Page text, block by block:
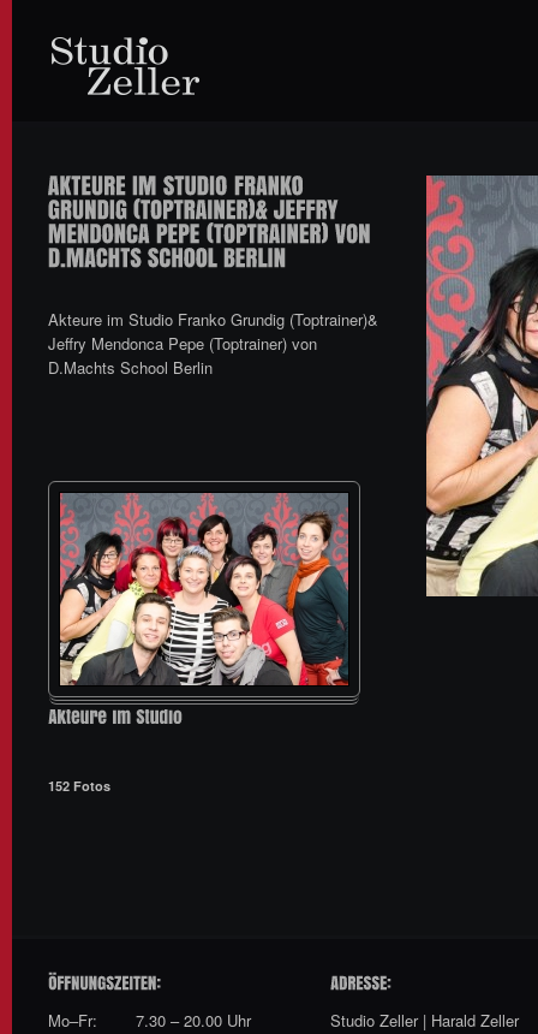
Akteure im Studio Franko Grundig (Toptrainer)&
Jeffry Mendonca Pepe (Toptrainer) von
D.Machts School Berlin
152 Fotos
Mo–Fr: 7.30 – 20.00 Uhr
Studio Zeller | Harald Zeller